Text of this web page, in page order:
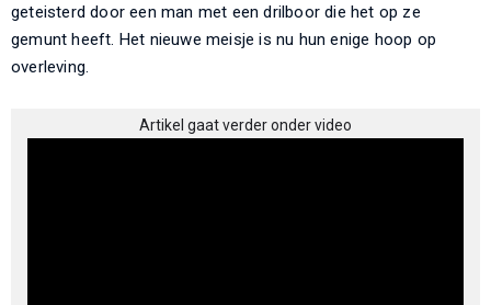
geteisterd door een man met een drilboor die het op ze
gemunt heeft. Het nieuwe meisje is nu hun enige hoop op
overleving.
Artikel gaat verder onder video